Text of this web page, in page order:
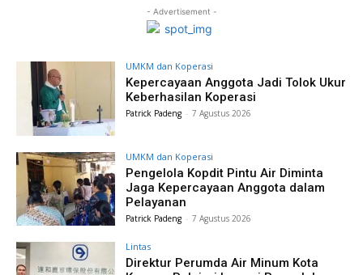
- Advertisement -
UMKM dan Koperasi
Kepercayaan Anggota Jadi Tolok Ukur
Keberhasilan Koperasi
Patrick Padeng - 7 Agustus 2026
UMKM dan Koperasi
Pengelola Kopdit Pintu Air Diminta
Jaga Kepercayaan Anggota dalam
Pelayanan
Patrick Padeng - 7 Agustus 2026
Lintas
Direktur Perumda Air Minum Kota